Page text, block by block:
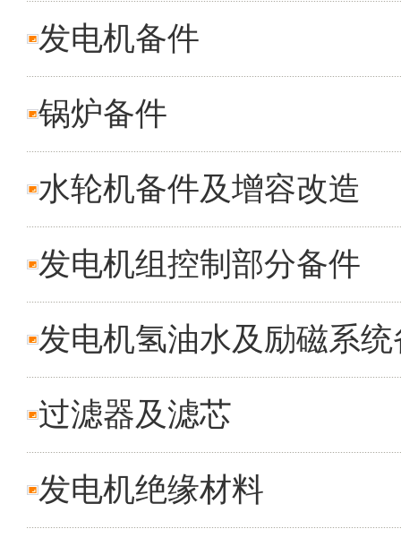
发电机备件
锅炉备件
水轮机备件及增容改造
发电机组控制部分备件
发电机氢油水及励磁系统
过滤器及滤芯
发电机绝缘材料